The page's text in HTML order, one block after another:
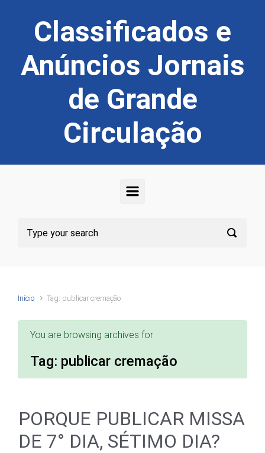
Classificados e
Anúncios Jornais
de Grande
Circulação
Início Tag: publicar cremação
You are browsing archives for
Tag: publicar cremação
PORQUE PUBLICAR MISSA
DE 7° DIA, SÉTIMO DIA?